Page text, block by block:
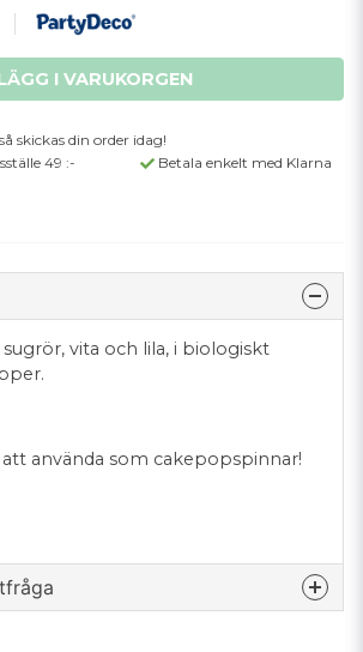
I VARUKORGEN
skickas din order idag!
49 :-
Betala enkelt med Klarna
vita och lila, i biologiskt
att använda som cakepopspinnar!